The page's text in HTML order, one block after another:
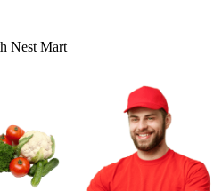
Nest Mart